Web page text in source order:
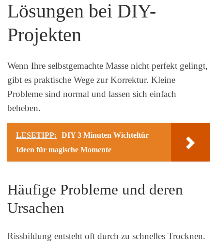
Lösungen bei DIY-
Projekten
Wenn Ihre selbstgemachte Masse nicht perfekt gelingt,
gibt es praktische Wege zur Korrektur. Kleine
Probleme sind normal und lassen sich einfach
beheben.
LESETIPP:
DIY 3 Minuten Wichteltür
Ideen für magische Momente
Häufige Probleme und deren
Ursachen
Rissbildung entsteht oft durch zu schnelles Trocknen.